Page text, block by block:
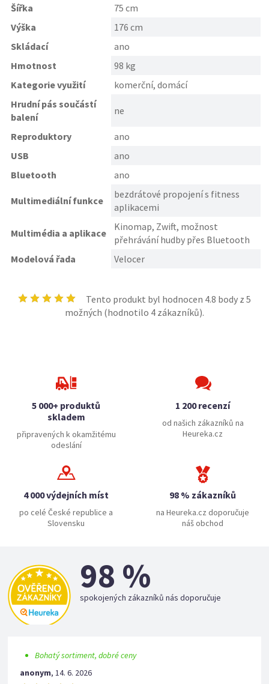
Šířka
75 cm
Výška
176 cm
Skládací
ano
Hmotnost
98 kg
Kategorie využití
komerční, domácí
Hrudní pás součástí
balení
ne
Reproduktory
ano
USB
ano
Bluetooth
ano
Multimediální funkce
bezdrátové propojení s fitness
aplikacemi
Multimédia a aplikace
Kinomap, Zwift, možnost
přehrávání hudby přes Bluetooth
Modelová řada
Velocer
Tento produkt byl hodnocen 4.8 body z 5
možných (hodnotilo 4zákazníků).
5 000+ produktů
skladem
připravených k okamžitému
odeslání
1 200 recenzí
od našich zákazníků na
Heureka.cz
4 000 výdejních míst
po celé České republice a
Slovensku
98 % zákazníků
na Heureka.cz doporučuje
náš obchod
98 %
spokojených zákazníků nás doporučuje
Bohatý sortiment, dobré ceny
anonym,14. 6. 2026